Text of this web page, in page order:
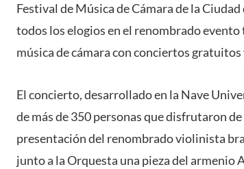
Festival de Música de Cámara de la
todos los elogios en el renombrado
música de cámara con conciertos gratuitos
El concierto, desarrollado en la Nave
de más de 350 personas que disfrutaron
presentación del renombrado violinista
junto a la Orquesta una pieza del armenio